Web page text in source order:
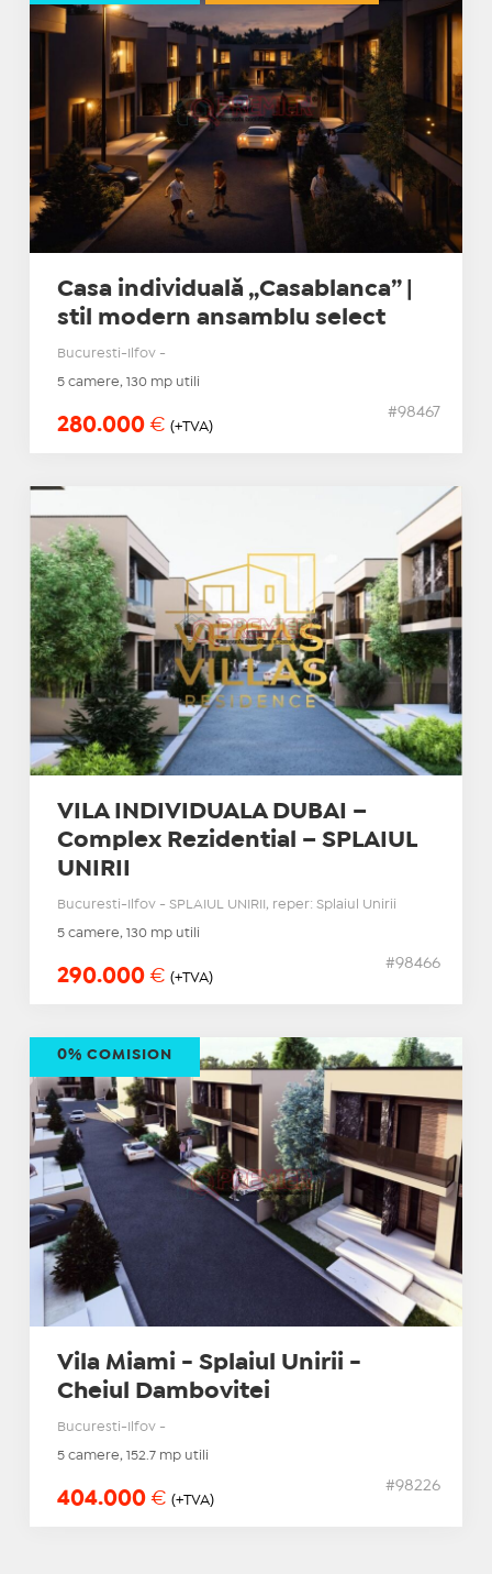
Casa individuală „Casablanca” |
stil modern ansamblu select
Bucuresti-Ilfov -
5 camere, 130 mp utili
280.000 € (+TVA)
#98467
VILA INDIVIDUALA DUBAI –
Complex Rezidential – SPLAIUL
UNIRII
Bucuresti-Ilfov - SPLAIUL UNIRII, reper: Splaiul Unirii
5 camere, 130 mp utili
290.000 € (+TVA)
#98466
Vila Miami - Splaiul Unirii -
Cheiul Dambovitei
Bucuresti-Ilfov -
5 camere, 152.7 mp utili
404.000 € (+TVA)
#98226
0% COMISION